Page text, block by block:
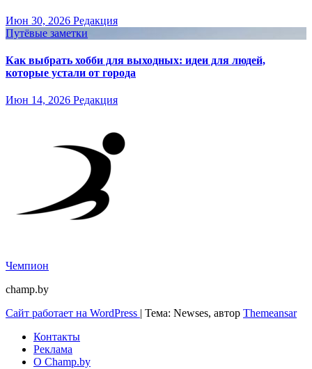
Июн 30, 2026 Редакция
Путёвые заметки
Как выбрать хобби для выходных: идеи для людей,
которые устали от города
Июн 14, 2026 Редакция
Чемпион
champ.by
Сайт работает на WordPress | Тема: Newses, автор Themeansar
Контакты
Реклама
О Champ.by